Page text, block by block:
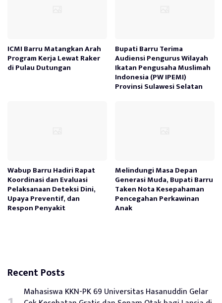
ICMI Barru Matangkan Arah
Program Kerja Lewat Raker
di Pulau Dutungan
Bupati Barru Terima
Audiensi Pengurus Wilayah
Ikatan Pengusaha Muslimah
Indonesia (PW IPEMI)
Provinsi Sulawesi Selatan
Wabup Barru Hadiri Rapat
Koordinasi dan Evaluasi
Pelaksanaan Deteksi Dini,
Upaya Preventif, dan
Respon Penyakit
Melindungi Masa Depan
Generasi Muda, Bupati Barru
Taken Nota Kesepahaman
Pencegahan Perkawinan
Anak
Recent Posts
Mahasiswa KKN-PK 69 Universitas Hasanuddin Gelar